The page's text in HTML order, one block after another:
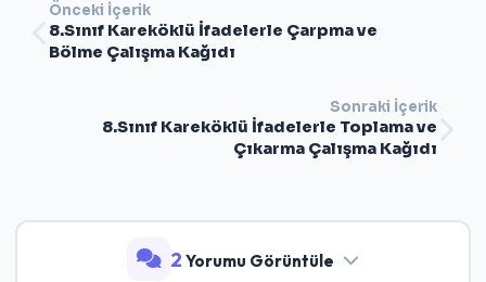
Önceki İçerik
8.Sınıf Kareköklü İfadelerle Çarpma ve
Bölme Çalışma Kağıdı
Sonraki İçerik
8.Sınıf Kareköklü İfadelerle Toplama ve
Çıkarma Çalışma Kağıdı
2 Yorumu Görüntüle